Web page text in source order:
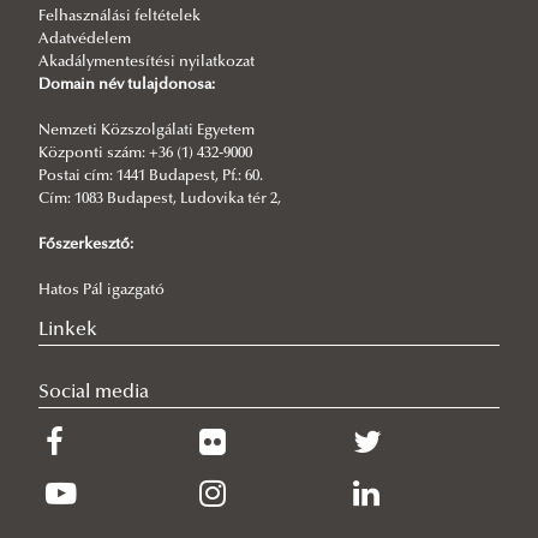
2026/06/07
Szimbolikus nemzetépítések Erdélyben Trianon után
Katolikus–protestáns viszony a kora újkori Litvániában és a šiluvai
Mária-kegyhely
2026/06/02
2026/05/21
Felhasználási feltételek
Adatvédelem
Akadálymentesítési nyilatkozat
Domain név tulajdonosa:
Nemzeti Közszolgálati Egyetem
Központi szám: +36 (1) 432-9000
Postai cím: 1441 Budapest, Pf.: 60.
Cím: 1083 Budapest, Ludovika tér 2,
Főszerkesztő:
Hatos Pál igazgató
Linkek
Social media